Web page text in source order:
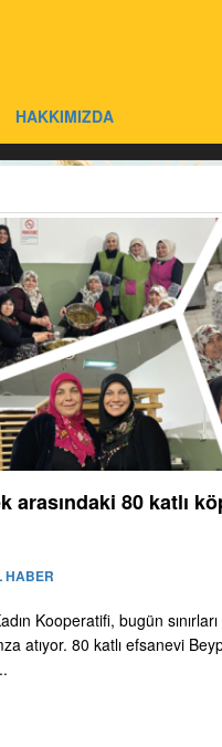
HAKKIMIZDA
arasındaki 80 katlı
HABER
Kooperatifi, bugün
atıyor. 80 katlı efsanevi